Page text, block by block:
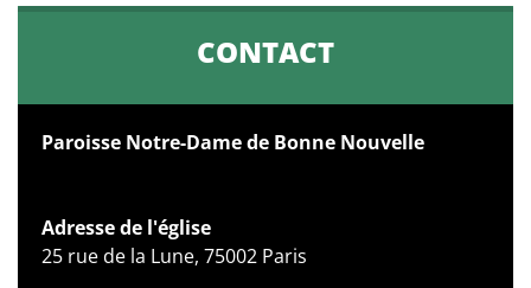
CONTACT
Paroisse Notre-Dame de Bonne Nouvelle
Adresse de l'église
25 rue de la Lune, 75002 Paris